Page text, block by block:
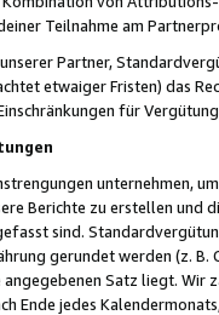
Teilnahme am
Partner,
etwaiger Fristen) das
für
unternehmen,
Berichte zu erstellen und
sind.
gerundet werden (z.
Satz liegt.
Ende jedes